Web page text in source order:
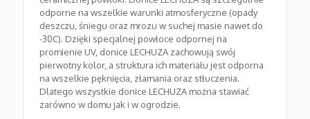
odporne na wszelkie warunki atmosferyczne (opady
deszczu, śniegu oraz mrozu w suchej masie nawet do
-30C). Dzięki specjalnej powłoce odpornej na
promienie UV, donice LECHUZA zachowują swój
pierwotny kolor, a struktura ich materiału jest odporna
na wszelkie pęknięcia, złamania oraz stłuczenia.
Dlatego wszystkie donice LECHUZA można stawiać
zarówno w domu jak i w ogrodzie.